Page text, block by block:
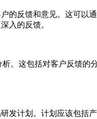
的反馈和意见。这可以
入的反馈。
。这包括对客户反馈
发计划。计划应该包括